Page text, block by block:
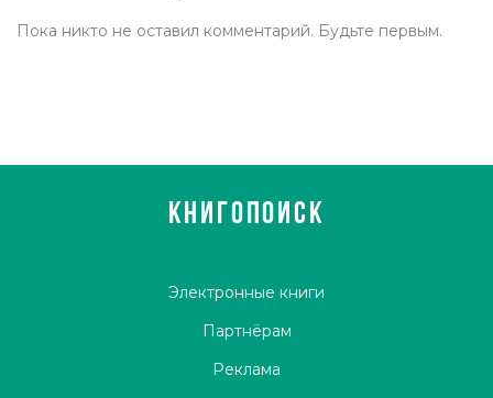
Пока никто не оставил комментарий. Будьте первым.
КНИГОПОИСК
Электронные книги
Партнёрам
Реклама